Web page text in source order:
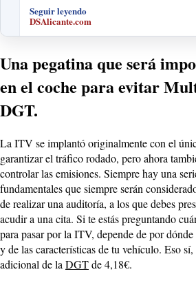
Seguir leyendo
DSAlicante.com
Una pegatina que será
en el coche para evitar
DGT.
La ITV se implantó originalmente con el
garantizar el tráfico rodado, pero ahora
controlar las emisiones. Siempre hay una
fundamentales que siempre serán
de realizar una auditoría, a los que debes
acudir a una cita. Si te estás preguntando
para pasar por la ITV, depende de por
y de las características de tu vehículo. Eso
adicional de laDGTde 4,18€.